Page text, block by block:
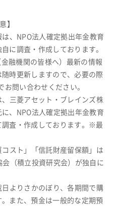
】
、NPO法人確定拠出年金教育
に調査・作成しております。
融機関の皆様へ）最新の情報
時更新しますので、必要の際
お問い合わせください。
、三菱アセット・ブレインズ株
、NPO法人確定拠出年金教育
査・作成しております。※最
スト」「信託財産留保額」は
（積立投資研究会）が独自に
日よりさかのぼり、各期間で購
また、預金は一般的な定期預